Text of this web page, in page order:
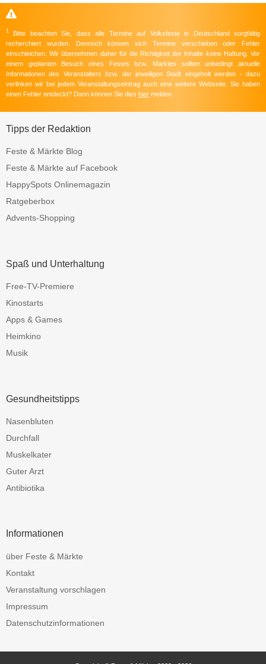
1 Bitte beachten Sie, dass alle Termine auf Volksfeste in Deutschland sorgfältig
recherchiert wurden. Dennoch können sich Termine verschieben oder Fehler
einschleichen. Wir übernehmen daher für die Richtigkeit der Inhalte keine Haftung. Vor
einem geplanten Besuch eines Festes bzw. Marktes sollten unbedingt aktuelle
Informationen des Veranstalters bzw. der jeweiligen Stadt eingeholt werden - dazu
verlinken wir bei jedem Veranstaltungseintrag auch eine weitere Webseite. Sie haben
einen Fehler entdeckt? Dann können Sie dies hier melden.
Tipps der Redaktion
Feste & Märkte Blog
Feste & Märkte auf Facebook
HappySpots Onlinemagazin
Ratgeberbox
Advents-Shopping
Spaß und Unterhaltung
Free-TV-Premiere
Kinostarts
Apps & Games
Heimkino
Musik
Gesundheitstipps
Nasenbluten
Durchfall
Muskelkater
Guter Arzt
Antibiotika
Informationen
über Feste & Märkte
Kontakt
Veranstaltung vorschlagen
Impressum
Datenschutzinformationen